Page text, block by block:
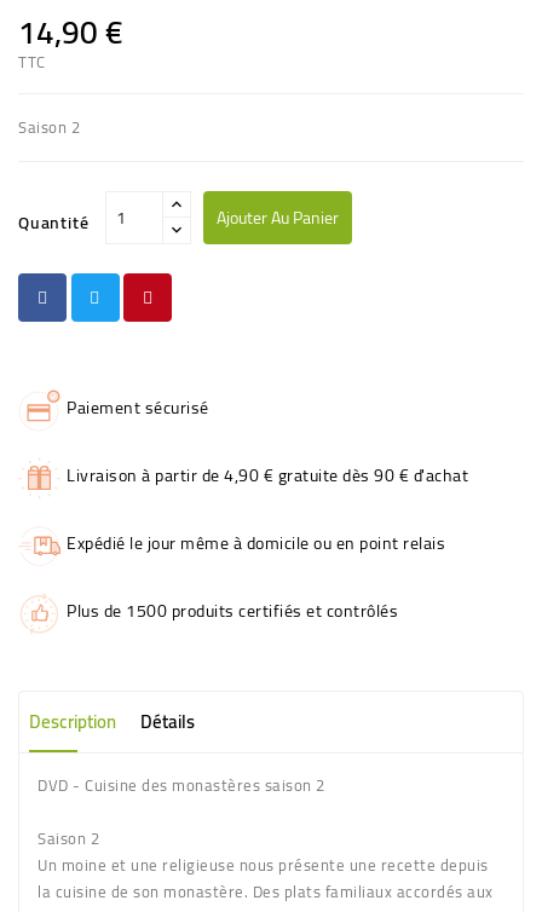
14,90 €
TTC
Saison 2
Quantité Ajouter Au Panier
Paiement sécurisé
Livraison à partir de 4,90 € gratuite dès 90 € d'achat
Expédié le jour même à domicile ou en point relais
Plus de 1500 produits certifiés et contrôlés
Description Détails
DVD - Cuisine des monastères saison 2
Saison 2
Un moine et une religieuse nous présente une recette depuis
la cuisine de son monastère. Des plats familiaux accordés aux